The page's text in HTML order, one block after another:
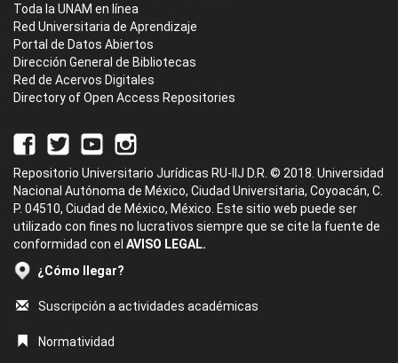
Toda la UNAM en línea
Red Universitaria de Aprendizaje
Portal de Datos Abiertos
Dirección General de Bibliotecas
Red de Acervos Digitales
Directory of Open Access Repositories
Repositorio Universitario Jurídicas RU-IIJ D.R. © 2018. Universidad
Nacional Autónoma de México, Ciudad Universitaria, Coyoacán, C.
P. 04510, Ciudad de México, México. Este sitio web puede ser
utilizado con fines no lucrativos siempre que se cite la fuente de
conformidad con el AVISO LEGAL.
¿Cómo llegar?
Suscripción a actividades académicas
Normatividad